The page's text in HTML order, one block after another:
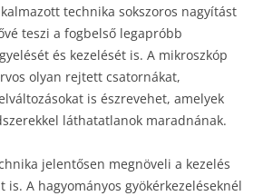
technika sokszoros nagyítást
teszi a fogbelső legapróbb
és kezelését is. A mikroszkóp
olyan rejtett csatornákat,
is észrevehet, amelyek
láthatatlanok maradnának.
jelentősen megnöveli a kezelés
is. A hagyományos gyökérkezeléseknél